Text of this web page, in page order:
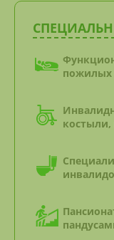
пожилых
костыли,